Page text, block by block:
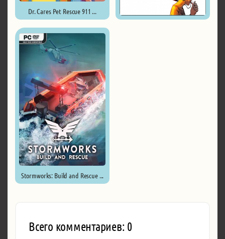
Dr. Cares Pet Rescue 911 ...
Stormworks: Build and Rescue ...
Всего комментариев: 0